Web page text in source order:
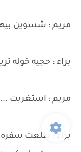
مريم : شسوين
براء : حجيه خوله
مريم : استغربت ...
براء : طلعت